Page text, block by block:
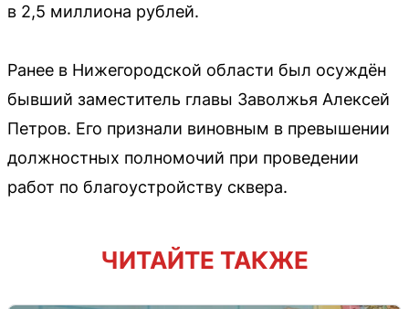
в 2,5 миллиона рублей.
Ранее в Нижегородской области был осуждён
бывший заместитель главы Заволжья Алексей
Петров. Его признали виновным в превышении
должностных полномочий при проведении
работ по благоустройству сквера.
ЧИТАЙТЕ ТАКЖЕ